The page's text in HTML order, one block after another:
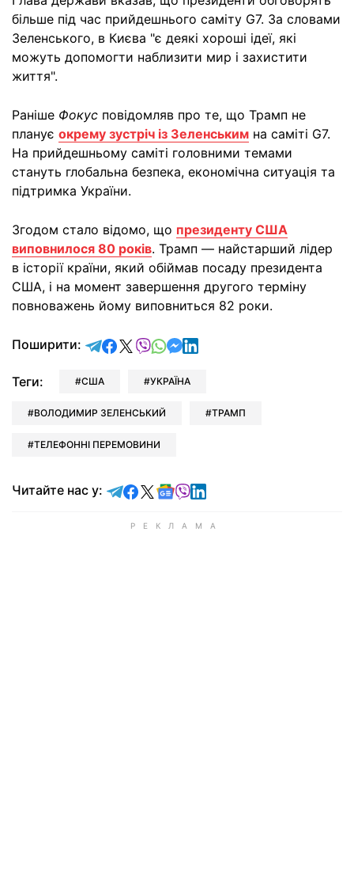
більше під час прийдешнього саміту G7. За словами
Зеленського, в Києва "є деякі хороші ідеї, які
можуть допомогти наблизити мир і захистити
життя".
Раніше Фокус повідомляв про те, що Трамп не
планує окрему зустріч із Зеленським на саміті G7.
На прийдешньому саміті головними темами
стануть глобальна безпека, економічна ситуація та
підтримка України.
Згодом стало відомо, що президенту США
виповнилося 80 років. Трамп — найстарший лідер
в історії країни, який обіймав посаду президента
США, і на момент завершення другого терміну
повноважень йому виповниться 82 роки.
Поширити: відправити у Telegram
поділитись у Facebook
поділитись у X
відправити у Viber
відправити у Whatsapp
відправити у Messenger
відправити у LinkedIn
Теги: США УКРАЇНА
ВОЛОДИМИР ЗЕЛЕНСЬКИЙ ТРАМП
ТЕЛЕФОННІ ПЕРЕМОВИНИ
Читайте нас у: Читайте у Telegram
Читайте у Facebook
Читайте у X
Читайте у Google news
Читайте у Viber
Читайте у LinkedIn